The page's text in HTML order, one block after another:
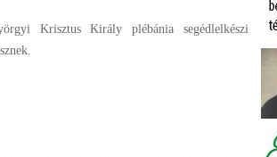
Krisztus Király plébánia segédlelkészi